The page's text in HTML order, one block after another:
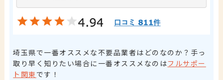
埼玉県で一番オススメな不要品業者はどのなのか？手っ
取り早く知りたい場合に一番オススメなのはフルサポー
ト関東 です！